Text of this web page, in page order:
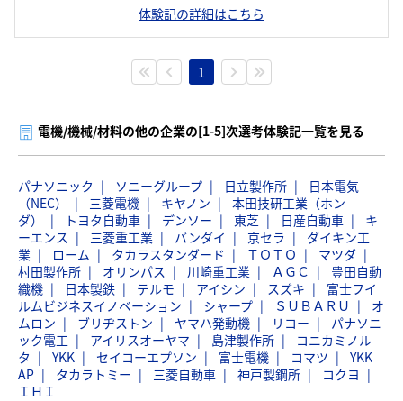
体験記の詳細はこちら
1
電機/機械/材料の他の企業の[1-5]次選考体験記一覧を見る
パナソニック ソニーグループ 日立製作所
日本電気
（NEC）
三菱電機 キヤノン
本田技研工業（ホン
ダ）
トヨタ自動車 デンソー 東芝 日産自動車
キ
ーエンス
三菱重工業 バンダイ 京セラ
ダイキン工
業
ローム タカラスタンダード ＴＯＴＯ
マツダ
村田製作所
オリンパス 川崎重工業 ＡＧＣ
豊田自動
織機
日本製鉄 テルモ アイシン スズキ
富士フイ
ルムビジネスイノベーション
シャープ ＳＵＢＡＲＵ
オ
ムロン
ブリヂストン ヤマハ発動機 リコー
パナソニ
ック電工
アイリスオーヤマ 島津製作所
コニカミノル
タ
YKK セイコーエプソン 富士電機 コマツ
YKK
AP
タカラトミー 三菱自動車 神戸製鋼所
コクヨ
ＩＨＩ